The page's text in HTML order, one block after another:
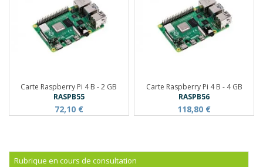
Carte Raspberry Pi 4 B - 2 GB
RASPB55
72,10 €
Carte Raspberry Pi 4 B - 4 GB
RASPB56
118,80 €
Rubrique en cours de consultation